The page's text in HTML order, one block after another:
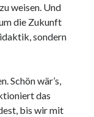
weisen. Und
die Zukunft
sondern
Schön wär’s,
das
bis wir mit